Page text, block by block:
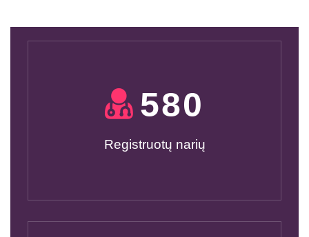
600
Registruotų narių